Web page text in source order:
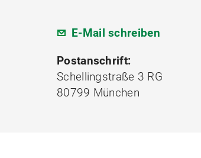
E-Mail schreiben
Postanschrift:
Schellingstraße 3 RG
80799 München